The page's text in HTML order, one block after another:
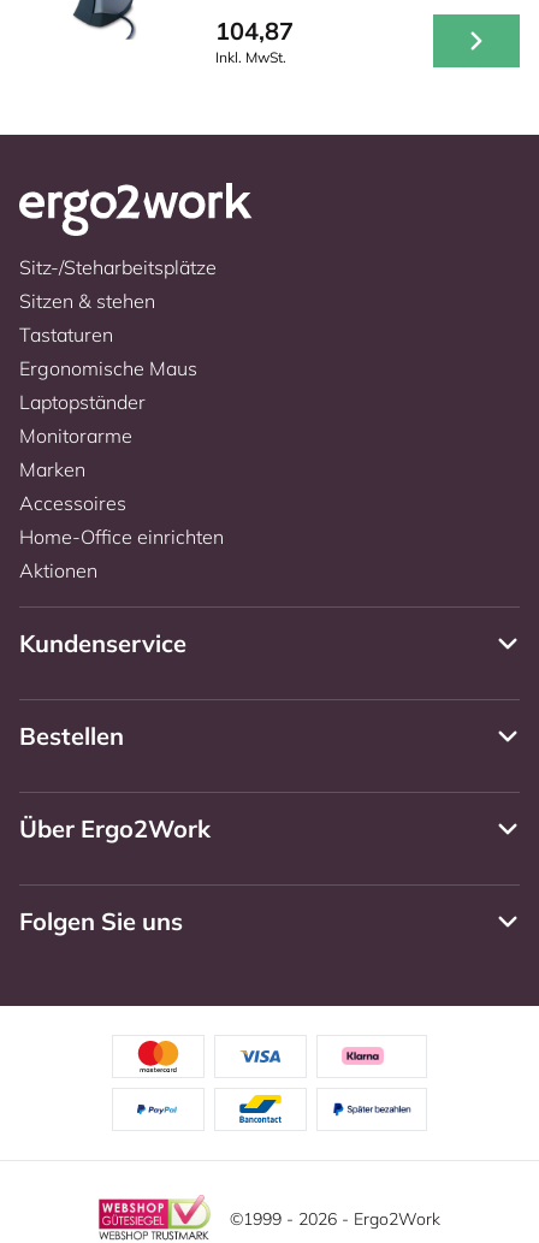
104,87
Inkl. MwSt.
Sitz-/Steharbeitsplätze
Sitzen & stehen
Tastaturen
Ergonomische Maus
Laptopständer
Monitorarme
Marken
Accessoires
Home-Office einrichten
Aktionen
Kundenservice
Bestellen
Über Ergo2Work
Folgen Sie uns
©1999 - 2026 - Ergo2Work